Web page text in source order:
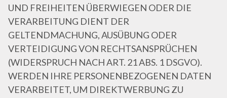
UND FREIHEITEN ÜBERWIEGEN ODER DIE
VERARBEITUNG DIENT DER
GELTENDMACHUNG, AUSÜBUNG ODER
VERTEIDIGUNG VON RECHTSANSPRÜCHEN
(WIDERSPRUCH NACH ART. 21 ABS. 1 DSGVO).
WERDEN IHRE PERSONENBEZOGENEN DATEN
VERARBEITET, UM DIREKTWERBUNG ZU